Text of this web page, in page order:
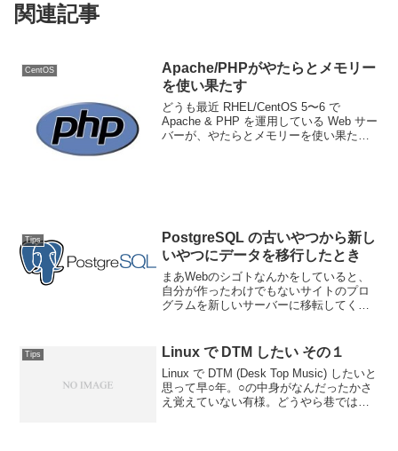
関連記事
CentOS
Apache/PHPがやたらとメモリー
を使い果たす
どうも最近 RHEL/CentOS 5〜6 で
Apache & PHP を運用している Web サー
バーが、やたらとメモリーを使い果たす
Tips
PostgreSQL の古いやつから新し
いやつにデータを移行したとき
まあWebのシゴトなんかをしていると、
自分が作ったわけでもないサイトのプロ
グラムを新しいサーバーに移転してくれ
たいな、プログラム作ったベンダーはと
もかく、サーバーをレン...
Tips Linux で DTM したい その１
Linux で DTM (Desk Top Music) したいと
思って早○年。○の中身がなんだったかさ
え覚えていない有様。どうやら巷ではホ